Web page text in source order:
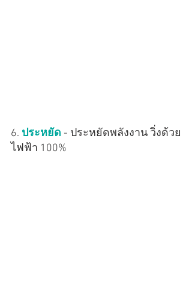
6. ประหยัด - ประหยัดพลังงาน วิ่งด้วย
ไฟฟ้า 100%